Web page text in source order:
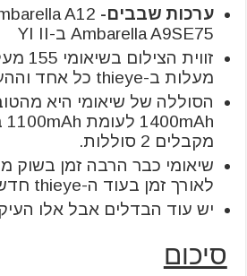
ערכות שבבים-
Ambarella A9SE75 ב-YI II
מעלות ב-thieye כל אחד וההעדפה שלו
הסוללה של שיאומי היא
מקבלים 2 סוללות.
שיאומי כבר הרבה זמן בשוק
לאורך זמן בעוד ה-thieye חדשה יחסית.
יש עוד הבדלים אבל אלו
סיכום